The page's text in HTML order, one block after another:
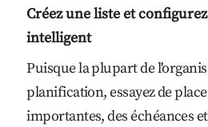
Créez une liste et
intelligent
Puisque la plupart de
planification, essayez de
importantes, des échéances